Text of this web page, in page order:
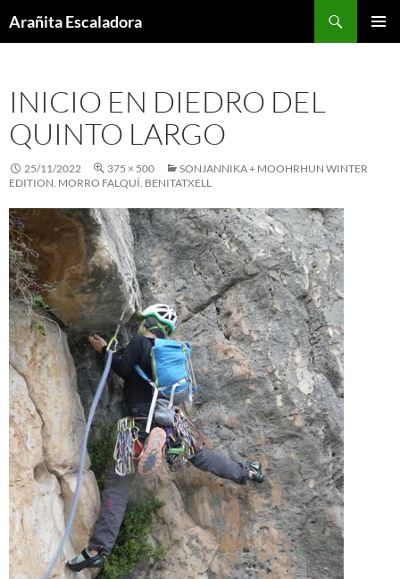
toArañita Escaladora
INICIO EN DIEDRO DEL
QUINTO LARGO
25/11/2022 375 × 500
SONJANNIKA + MOOHRHUN WINTER
EDITION. MORRO FALQUÍ. BENITATXELL